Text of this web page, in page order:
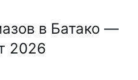
в Батако —
2026